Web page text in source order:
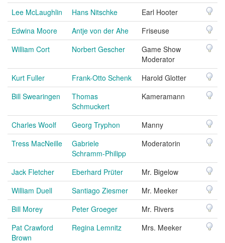
Lee McLaughlin
Hans Nitschke
Earl Hooter
Edwina Moore
Antje von der Ahe
Friseuse
William Cort
Norbert Gescher
Game Show
Moderator
Kurt Fuller
Frank-Otto Schenk
Harold Glotter
Bill Swearingen
Thomas
Schmuckert
Kameramann
Charles Woolf Georg Tryphon
Manny
Tress MacNeille
Gabriele
Schramm-Philipp
Moderatorin
Jack Fletcher Eberhard Prüter
Mr. Bigelow
William Duell
Santiago Ziesmer
Mr. Meeker
Bill Morey
Peter Groeger
Mr. Rivers
Pat Crawford
Brown
Regina Lemnitz Mrs. Meeker